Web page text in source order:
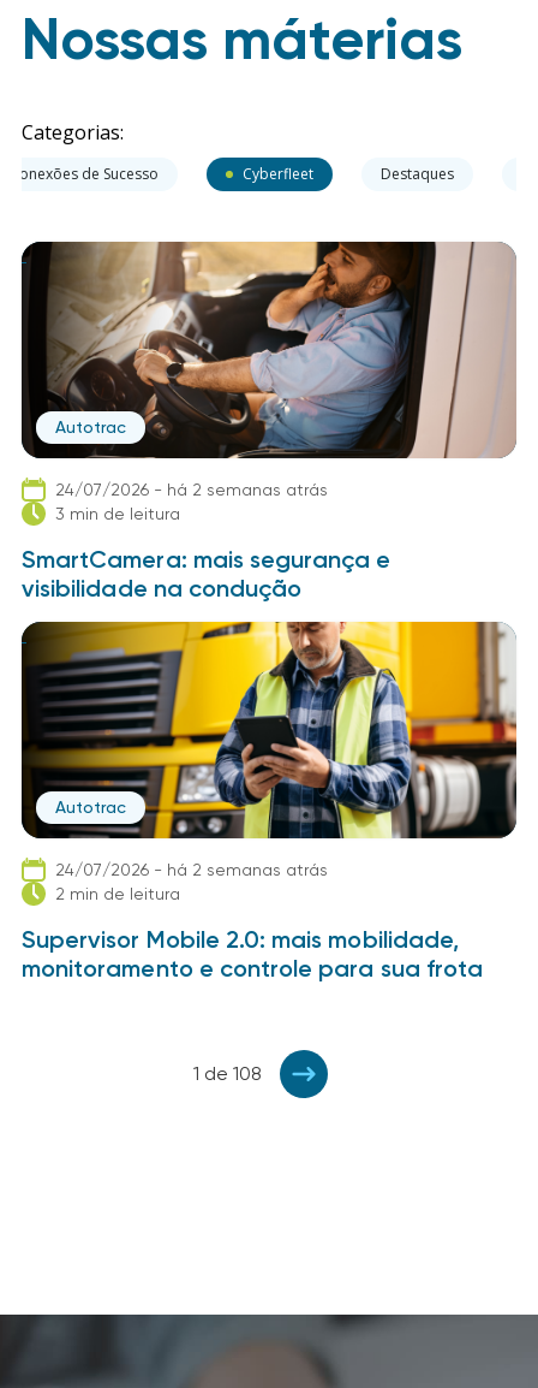
Nossas máterias
Categorias:
Conexões de Sucesso Cyberfleet Destaques
Autotrac
24/07/2026 - há 2 semanas atrás
3 min de leitura
SmartCamera: mais segurança e
visibilidade na condução
Autotrac
24/07/2026 - há 2 semanas atrás
2 min de leitura
Supervisor Mobile 2.0: mais mobilidade,
monitoramento e controle para sua frota
1 de 108